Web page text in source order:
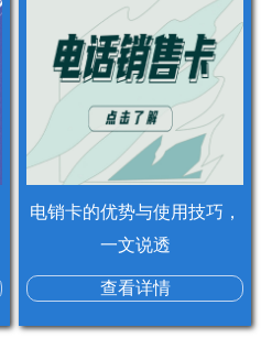
电销卡的优势与使用技巧，
一文说透
查看详情